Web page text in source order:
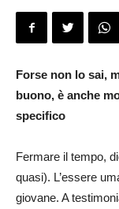
Forse non lo sai,
buono, è anche
specifico
Fermare il tempo,
quasi). L’essere
giovane. A